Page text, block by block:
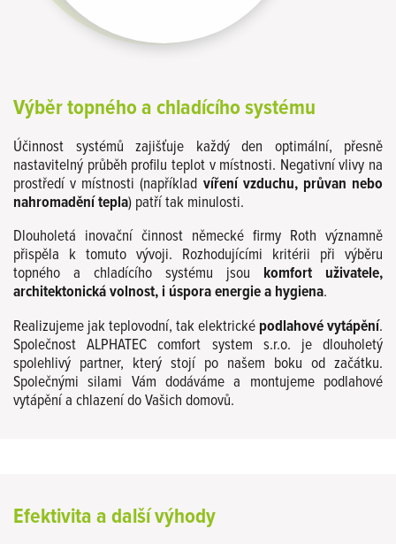
Výběr topného a chladícího systému
Účinnost systémů zajišťuje každý den optimální, přesně
nastavitelný průběh profilu teplot v místnosti. Negativní vlivy na
prostředí v místnosti (například víření vzduchu, průvan nebo
nahromadění tepla) patří tak minulosti.
Dlouholetá inovační činnost německé firmy Roth významně
přispěla k tomuto vývoji. Rozhodujícími kritérii při výběru
topného a chladícího systému jsou komfort uživatele,
architektonická volnost, i úspora energie a hygiena.
Realizujeme jak teplovodní, tak elektrické podlahové vytápění.
Společnost ALPHATEC comfort system s.r.o. je dlouholetý
spolehlivý partner, který stojí po našem boku od začátku.
Společnými silami Vám dodáváme a montujeme podlahové
vytápění a chlazení do Vašich domovů.
Efektivita a další výhody